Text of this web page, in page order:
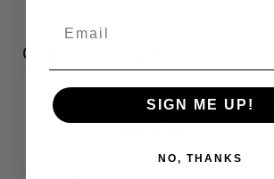
Customer reviews
0 / 5
SIGN ME UP!
NO, THANKS